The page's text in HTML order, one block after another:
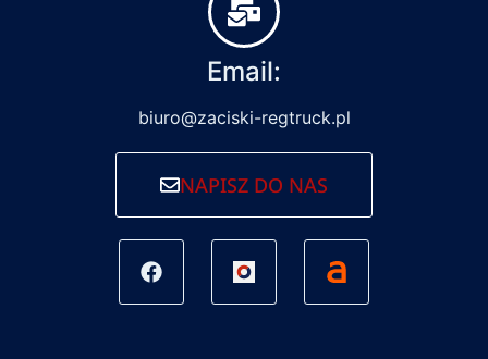
Email:
biuro@zaciski-regtruck.pl
NAPISZ DO NAS